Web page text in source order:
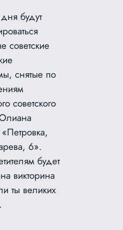
будут
советские
снятые по
советского
6».
будет
викторина
ты великих